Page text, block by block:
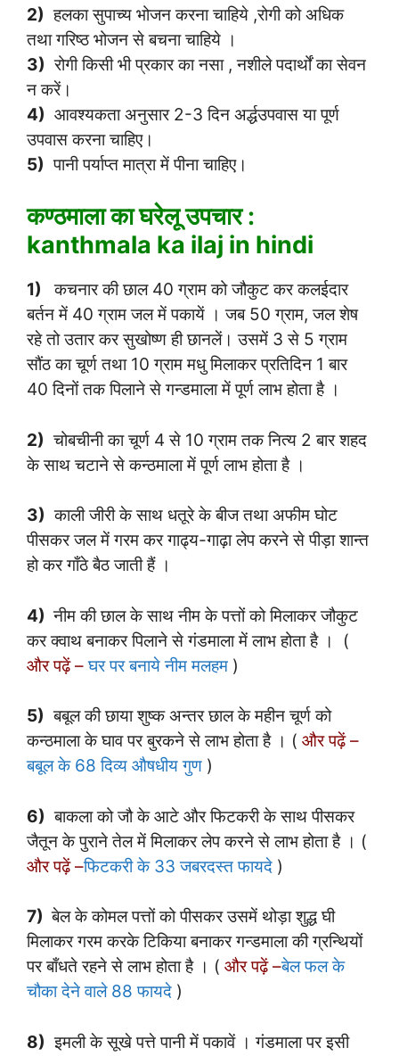
2) हलका सुपाच्य भोजन करना चाहिये ,रोगी को अधिक
तथा गरिष्ठ भोजन से बचना चाहिये ।
3) रोगी किसी भी प्रकार का नसा , नशीले पदार्थों का सेवन
न करें।
4) आवश्यकता अनुसार 2-3 दिन अर्द्धउपवास या पूर्ण
उपवास करना चाहिए।
5) पानी पर्याप्त मात्रा में पीना चाहिए।
कण्ठमाला का घरेलू उपचार :
kanthmala ka ilaj in hindi
1)
कचनार की छाल 40 ग्राम को जौकुट कर कलईदार
बर्तन में 40 ग्राम जल में पकायें । जब 50 ग्राम, जल शेष
रहे तो उतार कर सुखोष्ण ही छानलें। उसमें 3 से 5 ग्राम
सौंठ का चूर्ण तथा 10 ग्राम मधु मिलाकर प्रतिदिन 1 बार
40 दिनों तक पिलाने से गन्डमाला में पूर्ण लाभ होता है ।
2) चोबचीनी का चूर्ण 4 से 10 ग्राम तक नित्य 2 बार शहद
के साथ चटाने से कन्ठमाला में पूर्ण लाभ होता है ।
3) काली जीरी के साथ धतूरे के बीज तथा अफीम घोट
पीसकर जल में गरम कर गाढ्य-गाढ़ा लेप करने से पीड़ा शान्त
हो कर गाँठे बैठ जाती हैं ।
4) नीम की छाल के साथ नीम के पत्तों को मिलाकर जौकुट
कर क्वाथ बनाकर पिलाने से गंडमाला में लाभ होता है । (
और पढ़ें – घर पर बनाये नीम मलहम )
5) बबूल की छाया शुष्क अन्तर छाल के महीन चूर्ण को
कन्ठमाला के घाव पर बुरकने से लाभ होता है । ( और पढ़ें –
बबूल के 68 दिव्य औषधीय गुण )
6) बाकला को जौ के आटे और फिटकरी के साथ पीसकर
जैतून के पुराने तेल में मिलाकर लेप करने से लाभ होता है । (
और पढ़ें –फिटकरी के 33 जबरदस्त फायदे )
7) बेल के कोमल पत्तों को पीसकर उसमें थोड़ा शुद्ध घी
मिलाकर गरम करके टिकिया बनाकर गन्डमाला की ग्रन्थियों
पर बाँधते रहने से लाभ होता है । ( और पढ़ें –बेल फल के
चौका देने वाले 88 फायदे )
8) इमली के सूखे पत्ते पानी में पकावें । गंडमाला पर इसी